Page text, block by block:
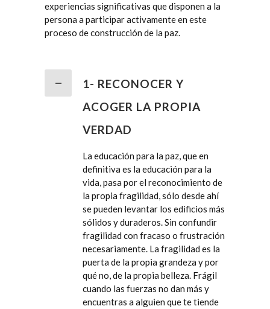
experiencias significativas que disponen a la
persona a participar activamente en este
proceso de construcción de la paz.
1- RECONOCER Y
ACOGER LA PROPIA
VERDAD
La educación para la paz, que en
definitiva es la educación para la
vida, pasa por el reconocimiento de
la propia fragilidad, sólo desde ahí
se pueden levantar los edificios más
sólidos y duraderos. Sin confundir
fragilidad con fracaso o frustración
necesariamente. La fragilidad es la
puerta de la propia grandeza y por
qué no, de la propia belleza. Frágil
cuando las fuerzas no dan más y
encuentras a alguien que te tiende